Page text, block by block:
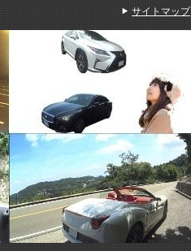
サイトマップ